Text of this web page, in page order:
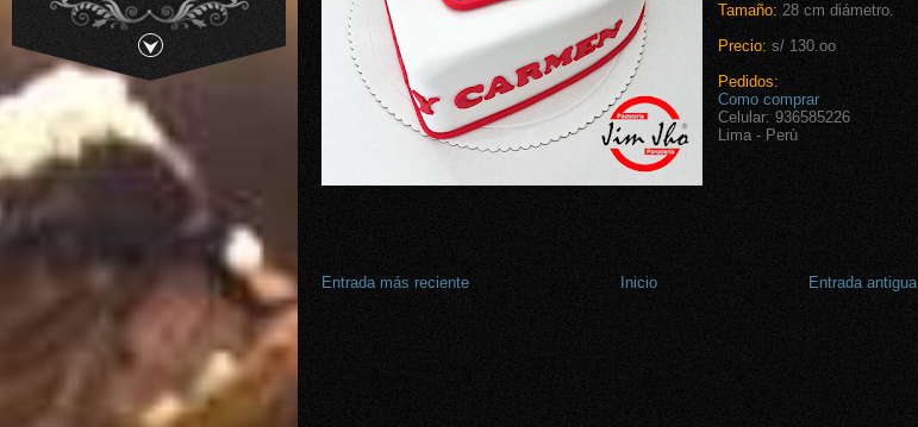
Tamaño: 28 cm diámetro.
Precio: s/ 130.oo
Pedidos:
Como comprar
Celular: 936585226
Lima - Perù
Entrada más reciente Entrada antigua
Inicio